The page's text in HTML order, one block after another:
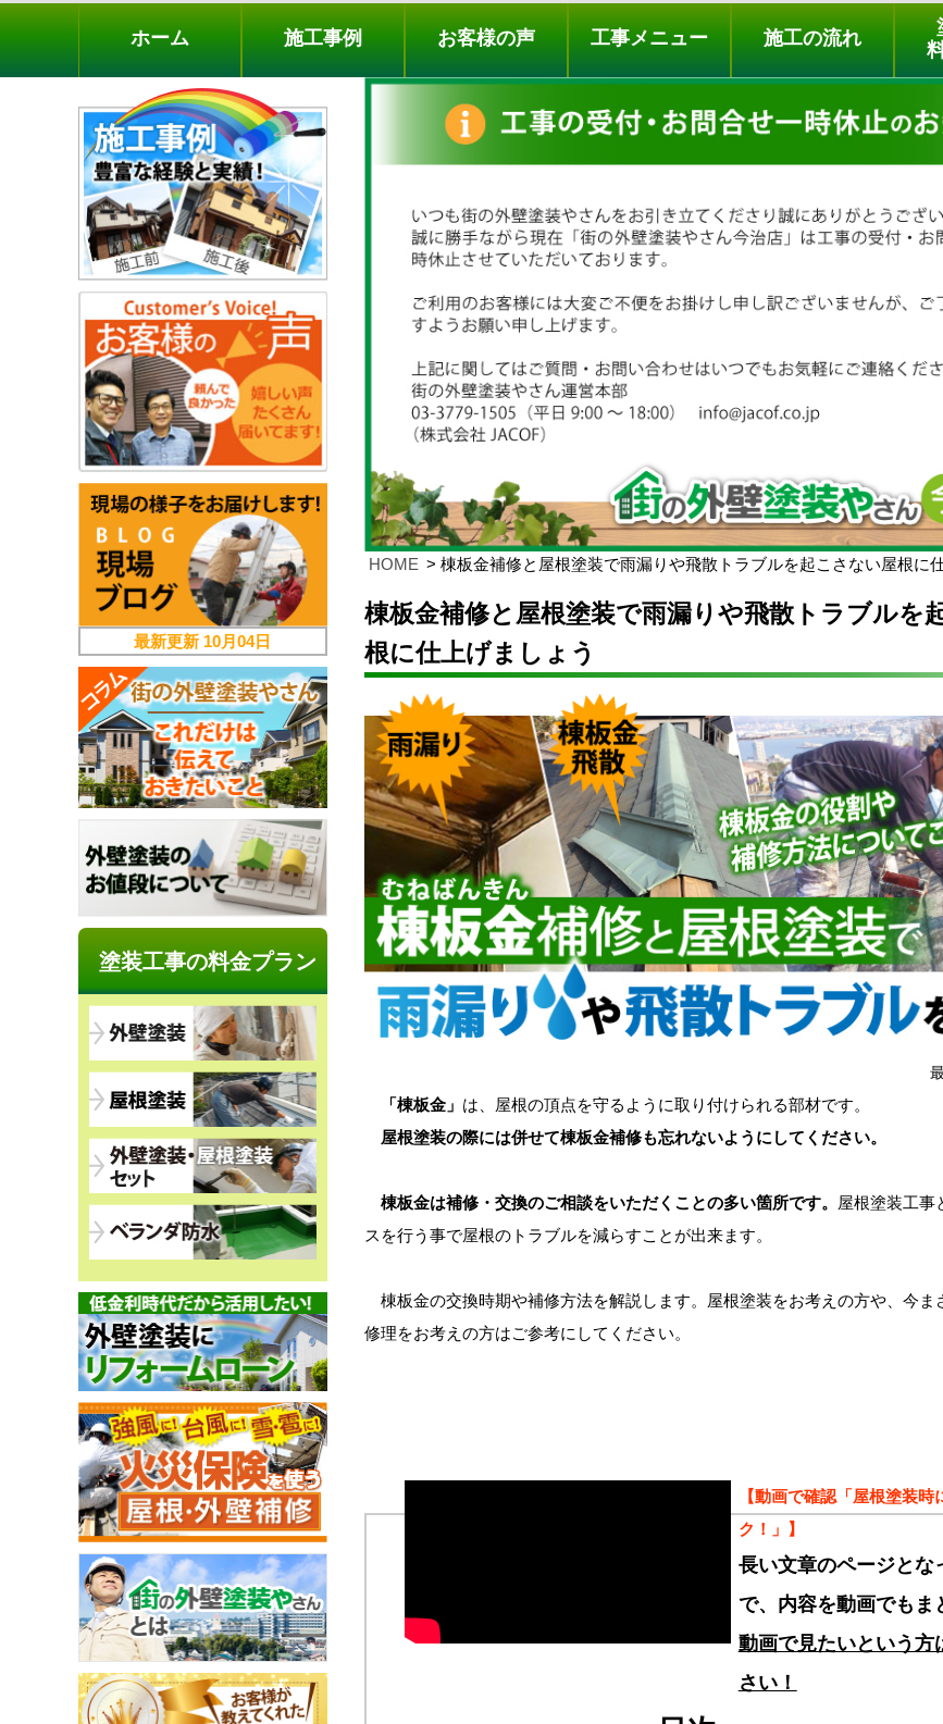
料金プラン 無料点検
ホーム 施工事例 お客様の声 工事メニュー 施工の流れ
HOME 棟板金補修と屋根塗装で雨漏りや飛散トラブルを起こさない屋根に
棟板金補修と屋根塗装で雨漏りや飛散トラブルを
根に仕上げましょう
「棟板金」 は、屋根の頂点を守るように取り付けられる部材です。
屋根塗装の際には併せて棟板金補修も忘れないようにしてください。
棟板金は補修・交換のご相談をいただくことの多い箇所です。
屋根塗装工事
スを行う事で屋根のトラブルを減らすことが出来ます。
棟板金の交換時期や補修方法を解説します。屋根塗装をお考えの方や、今ま
修理をお考えの方はご参考にしてください。
【動画で確認「屋根塗装時
ク！」】
長い文章のページとな
で、内容を動画でもま
動画で見たいという方
さい！
最新更新 10月04日
塗装工事の料金プラン